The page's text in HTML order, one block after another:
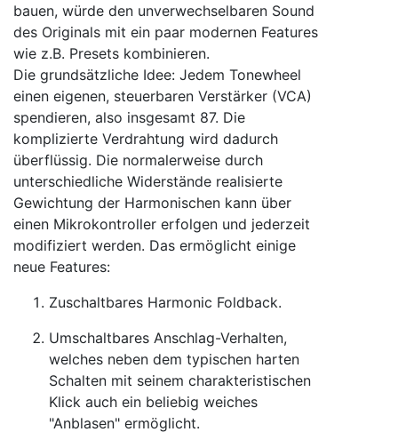
bauen, würde den unverwechselbaren Sound
des Originals mit ein paar modernen Features
wie z.B. Presets kombinieren.
Die grundsätzliche Idee: Jedem Tonewheel
einen eigenen, steuerbaren Verstärker (VCA)
spendieren, also insgesamt 87. Die
komplizierte Verdrahtung wird dadurch
überflüssig. Die normalerweise durch
unterschiedliche Widerstände realisierte
Gewichtung der Harmonischen kann über
einen Mikrokontroller erfolgen und jederzeit
modifiziert werden. Das ermöglicht einige
neue Features:
Zuschaltbares Harmonic Foldback.
Umschaltbares Anschlag-Verhalten,
welches neben dem typischen harten
Schalten mit seinem charakteristischen
Klick auch ein beliebig weiches
"Anblasen" ermöglicht.